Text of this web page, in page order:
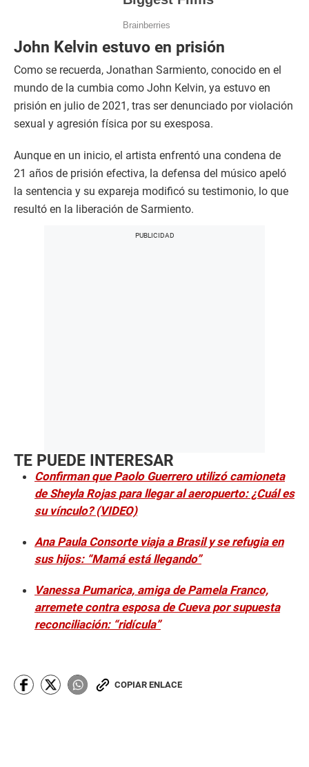
John Kelvin estuvo en prisión
Como se recuerda, Jonathan Sarmiento, conocido en el
mundo de la cumbia como John Kelvin, ya estuvo en
prisión en julio de 2021, tras ser denunciado por violación
sexual y agresión física por su exesposa.
Aunque en un inicio, el artista enfrentó una condena de
21 años de prisión efectiva, la defensa del músico apeló
la sentencia y su expareja modificó su testimonio, lo que
resultó en la liberación de Sarmiento.
TE PUEDE INTERESAR
Confirman que Paolo Guerrero utilizó camioneta
de Sheyla Rojas para llegar al aeropuerto: ¿Cuál es
su vínculo? (VIDEO)
Ana Paula Consorte viaja a Brasil y se refugia en
sus hijos: “Mamá está llegando”
Vanessa Pumarica, amiga de Pamela Franco,
arremete contra esposa de Cueva por supuesta
reconciliación: “ridícula”
COPIAR ENLACE